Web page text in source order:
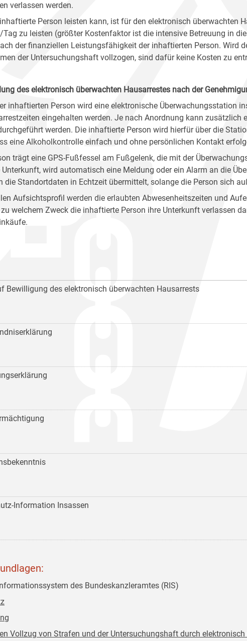
verlassen werden.
Person leisten kann, ist für den elektronisch überwachten
Tag zu leisten (größter Kostenfaktor ist die intensive Betreuung in
der finanziellen Leistungsfähigkeit der inhaftierten Person. Wird
der Untersuchungshaft vollzogen, sind dafür keine Kosten zu
des elektronisch überwachten Hausarrestes nach der
inhaftierten Person wird eine elektronische Überwachungsstation
eingehalten werden. Je nach Anordnung kann zusätzlich
werden. Die inhaftierte Person wird hierfür über die
eine Alkoholkontrolle einfach und ohne persönlichen Kontakt
trägt eine GPS-Fußfessel am Fußgelenk, die mit der
wird automatisch eine Meldung oder ein Alarm an die
die Standortdaten in Echtzeit übermittelt, solange die Person sich
Aufsichtsprofil werden die erlaubten Abwesenheitszeiten und
welchem Zweck die inhaftierte Person ihre Unterkunft verlassen
Bewilligung des elektronisch überwachten Hausarrests
Information Insassen
des Bundeskanzleramtes (RIS)
Vollzug von Strafen und der Untersuchungshaft durch